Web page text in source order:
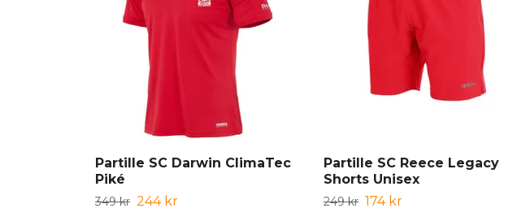
Partille SC Darwin ClimaTec
Piké
349 kr 244 kr
Partille SC Reece Legacy
Shorts Unisex
249 kr 174 kr